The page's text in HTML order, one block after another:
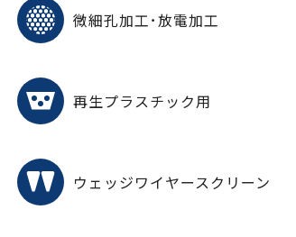
微細孔加工･放電加工
再生プラスチック用
ウェッジワイヤースクリーン